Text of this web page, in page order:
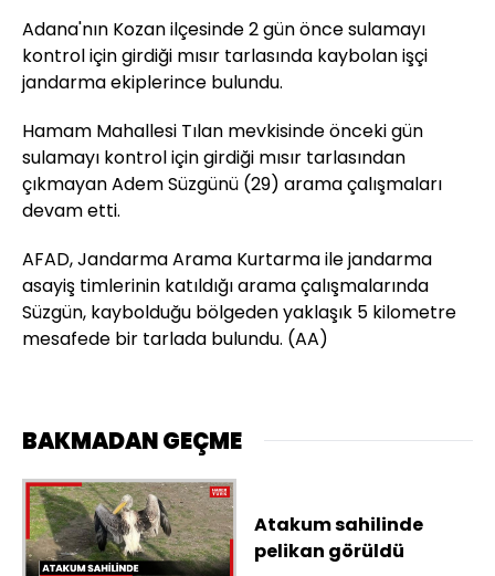
Adana'nın Kozan ilçesinde 2 gün önce sulamayı
kontrol için girdiği mısır tarlasında kaybolan işçi
jandarma ekiplerince bulundu.
Hamam Mahallesi Tılan mevkisinde önceki gün
sulamayı kontrol için girdiği mısır tarlasından
çıkmayan Adem Süzgünü (29) arama çalışmaları
devam etti.
AFAD, Jandarma Arama Kurtarma ile jandarma
asayiş timlerinin katıldığı arama çalışmalarında
Süzgün, kaybolduğu bölgeden yaklaşık 5 kilometre
mesafede bir tarlada bulundu. (AA)
BAKMADAN GEÇME
Atakum sahilinde
pelikan görüldü